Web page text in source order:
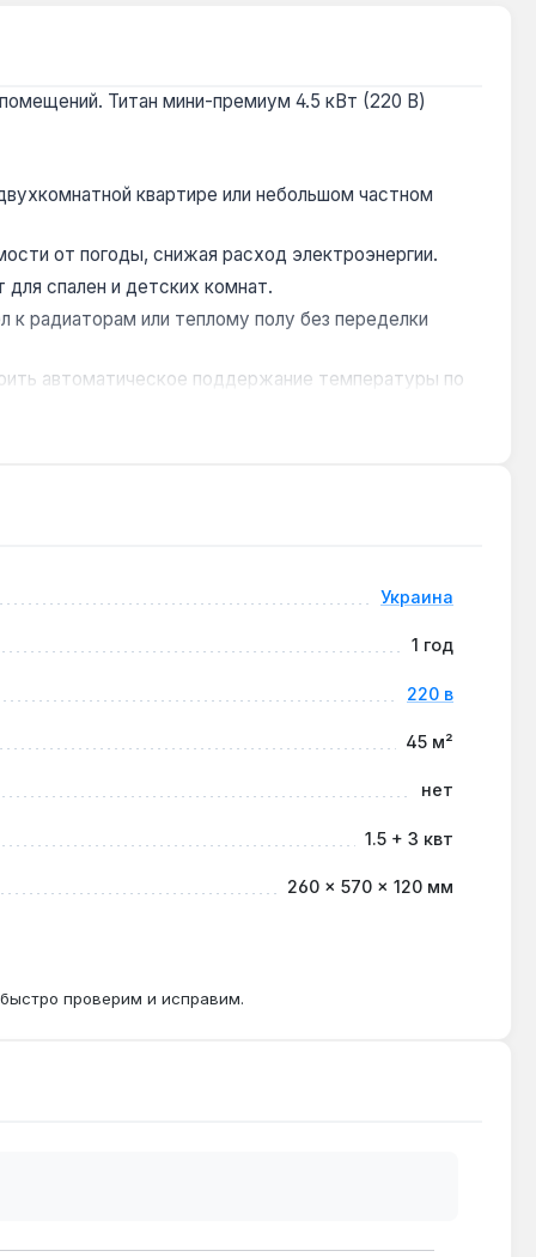
Титан мини-премиум 4.5 кВт (220 В)
квартире или небольшом частном
от погоды, снижая расход электроэнергии.
спален и детских комнат.
к радиаторам или теплому полу без переделки
автоматическое поддержание температуры по
низкотемпературный режим 35-45 °C для
монтаж не требует отдельного
Украина
1 год
220 в
45 м²
нет
1.5 + 3 квт
260 × 570 × 120 мм
проверим и исправим.